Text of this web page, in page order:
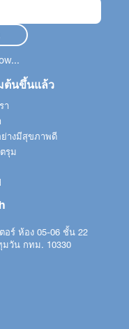
ต้นขึ้นแล้ว
า
างมีสุขภาพดี
รุม
อร์ ห้อง 05-06 ชั้น 22
วัน กทม. 10330